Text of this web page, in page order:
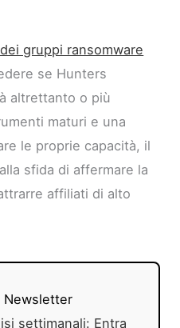
gruppi ransomware
se Hunters
altrettanto o più
maturi e una
le proprie capacità, il
sfida di affermare la
affiliati di alto
Newsletter
settimanali: Entra